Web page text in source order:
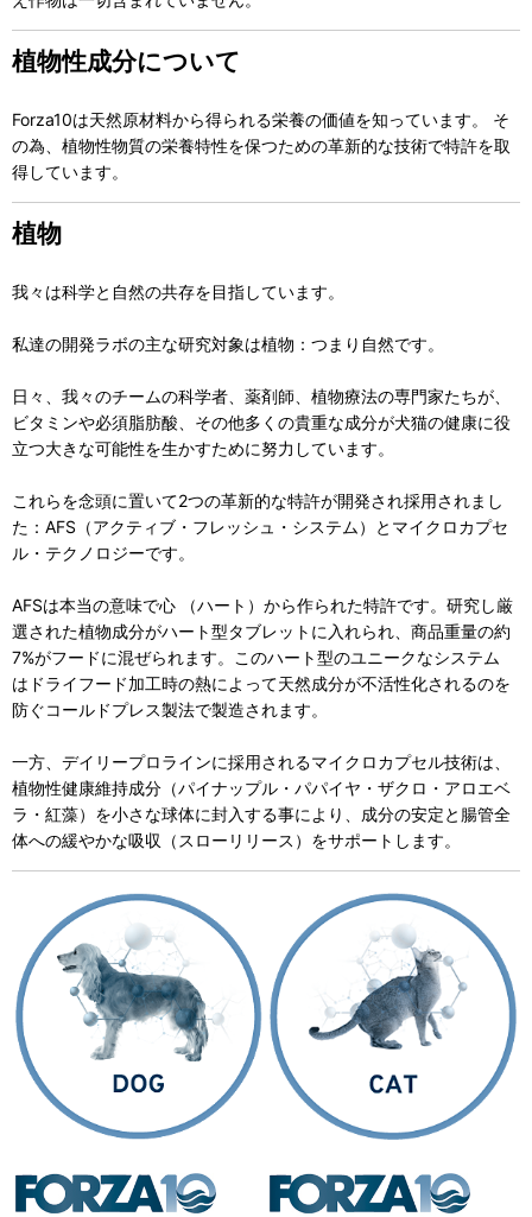
植物性成分について
Forza10は天然原材料から得られる栄養の価値を知っています。 そ
の為、植物性物質の栄養特性を保つための革新的な技術で特許を取
得しています。
植物
我々は科学と自然の共存を目指しています。
私達の開発ラボの主な研究対象は植物：つまり自然です。
日々、我々のチームの科学者、薬剤師、植物療法の専門家たちが、
ビタミンや必須脂肪酸、その他多くの貴重な成分が犬猫の健康に役
立つ大きな可能性を生かすために努力しています。
これらを念頭に置いて2つの革新的な特許が開発され採用されまし
た：AFS（アクティブ・フレッシュ・システム）とマイクロカプセ
ル・テクノロジーです。
AFSは本当の意味で心 （ハート）から作られた特許です。研究し厳
選された植物成分がハート型タブレットに入れられ、商品重量の約
7%がフードに混ぜられます。このハート型のユニークなシステム
はドライフード加工時の熱によって天然成分が不活性化されるのを
防ぐコールドプレス製法で製造されます。
一方、デイリープロラインに採用されるマイクロカプセル技術は、
植物性健康維持成分（パイナップル・パパイヤ・ザクロ・アロエベ
ラ・紅藻）を小さな球体に封入する事により、成分の安定と腸管全
体への緩やかな吸収（スローリリース）をサポートします。